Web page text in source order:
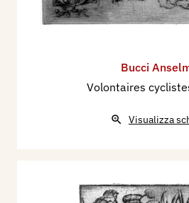
Bucci
Volontaires
Visualizza